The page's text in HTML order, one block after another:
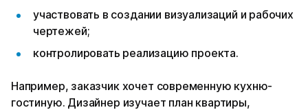
участвовать в создании визуализаций и рабочих
чертежей;
контролировать реализацию проекта.
Например, заказчик хочет современную кухню-
гостиную. Дизайнер изучает план квартиры,